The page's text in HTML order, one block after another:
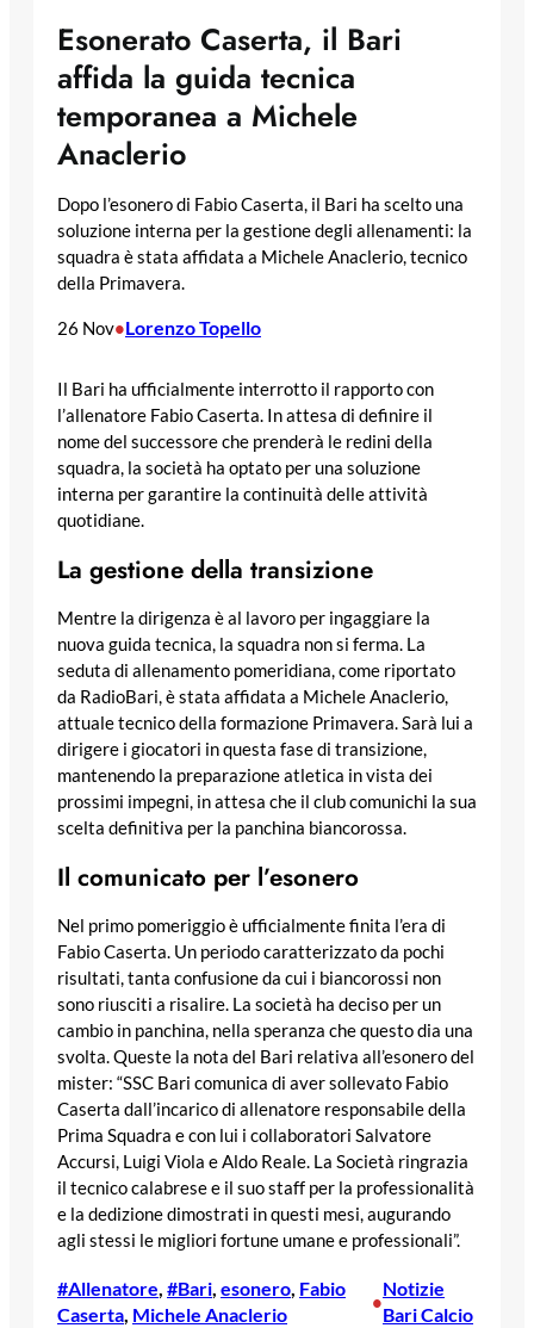
Esonerato Caserta, il Bari
affida la guida tecnica
temporanea a Michele
Anaclerio
Dopo l’esonero di Fabio Caserta, il Bari ha scelto una
soluzione interna per la gestione degli allenamenti: la
squadra è stata affidata a Michele Anaclerio, tecnico
della Primavera.
26 Nov•Lorenzo Topello
Il Bari ha ufficialmente interrotto il rapporto con
l’allenatore Fabio Caserta. In attesa di definire il
nome del successore che prenderà le redini della
squadra, la società ha optato per una soluzione
interna per garantire la continuità delle attività
quotidiane.
La gestione della transizione
Mentre la dirigenza è al lavoro per ingaggiare la
nuova guida tecnica, la squadra non si ferma. La
seduta di allenamento pomeridiana, come riportato
da RadioBari, è stata affidata a Michele Anaclerio,
attuale tecnico della formazione Primavera. Sarà lui a
dirigere i giocatori in questa fase di transizione,
mantenendo la preparazione atletica in vista dei
prossimi impegni, in attesa che il club comunichi la sua
scelta definitiva per la panchina biancorossa.
Il comunicato per l’esonero
Nel primo pomeriggio è ufficialmente finita l’era di
Fabio Caserta. Un periodo caratterizzato da pochi
risultati, tanta confusione da cui i biancorossi non
sono riusciti a risalire. La società ha deciso per un
cambio in panchina, nella speranza che questo dia una
svolta. Queste la nota del Bari relativa all’esonero del
mister: “SSC Bari comunica di aver sollevato Fabio
Caserta dall’incarico di allenatore responsabile della
Prima Squadra e con lui i collaboratori Salvatore
Accursi, Luigi Viola e Aldo Reale. La Società ringrazia
il tecnico calabrese e il suo staff per la professionalità
e la dedizione dimostrati in questi mesi, augurando
agli stessi le migliori fortune umane e professionali”.
#Allenatore, #Bari, esonero, Fabio
Caserta, Michele Anaclerio
•
Notizie
Bari Calcio